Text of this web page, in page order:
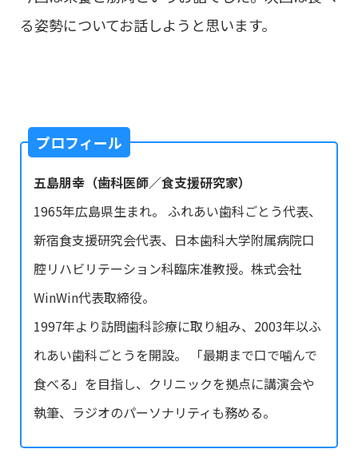
る姿勢についてお話しようと思います。
プロフィール
五島朋幸（歯科医師／食支援研究家）
1965年広島県生まれ。 ふれあい歯科ごとう代表、
新宿食支援研究会代表、日本歯科大学附属病院口
腔リハビリテーション科臨床准教授。株式会社
WinWin代表取締役。
1997年より訪問歯科診療に取り組み、2003年以ふ
れあい歯科ごとうを開設。 「最期まで口で噛んで
食べる」を目指し、クリニックを拠点に講演会や
執筆、ラジオのパーソナリティも務める。